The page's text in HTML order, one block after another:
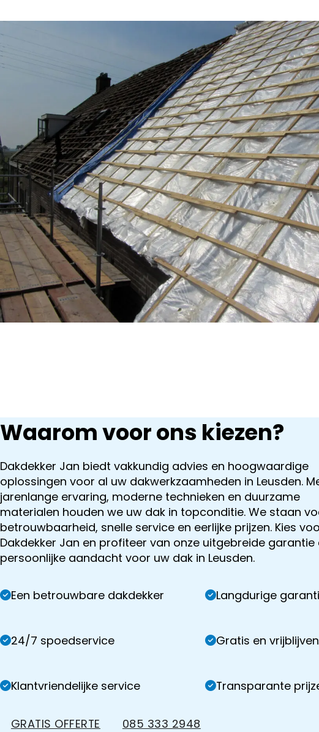
Waarom voor ons kiezen?
Dakdekker Jan biedt vakkundig advies en hoogwaardige
oplossingen voor al uw dakwerkzaamheden in Leusden.
jarenlange ervaring, moderne technieken en duurzame
materialen houden we uw dak in topconditie. We staan
betrouwbaarheid, snelle service en eerlijke prijzen. Kies
Dakdekker Jan en profiteer van onze uitgebreide garantie
persoonlijke aandacht voor uw dak in Leusden.
Een betrouwbare dakdekker Langdurige
24/7 spoedservice Gratis en
Klantvriendelijke service Transparante
GRATIS OFFERTE 085 333 2948